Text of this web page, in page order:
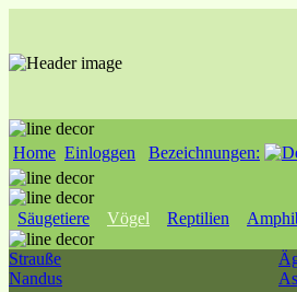
Home Einloggen Bezeichnungen:
Säugetiere Vögel Reptilien
Strauße
Nandus